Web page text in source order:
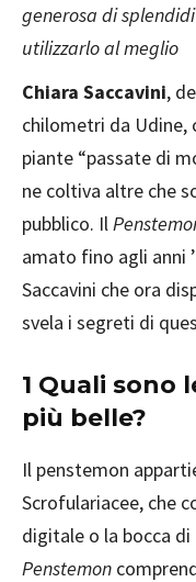
generosa di
utilizzarlo al meglio
Chiara Saccavini,
chilometri da Udine,
piante “passate di
ne coltiva altre che
pubblico. Il
amato fino agli anni
Saccavini che ora
svela i segreti di
1 Quali sono
più belle?
Il penstemon
Scrofulariacee, che
digitale o la bocca di
Penstemon